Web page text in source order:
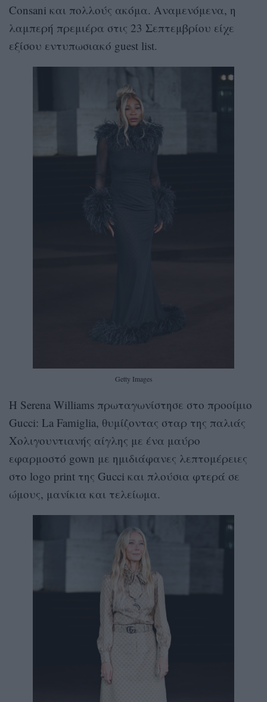
Consani και πολλούς ακόμα. Αναμενόμενα, η
λαμπερή πρεμιέρα στις 23 Σεπτεμβρίου είχε
εξίσου εντυπωσιακό guest list.
Getty Images
Η Serena Williams πρωταγωνίστησε στο προοίμιο
Gucci: La Famiglia, θυμίζοντας σταρ της παλιάς
Χολιγουντιανής αίγλης με ένα μαύρο
εφαρμοστό gown με ημιδιάφανες λεπτομέρειες
στο logo print της Gucci και πλούσια φτερά σε
ώμους, μανίκια και τελείωμα.